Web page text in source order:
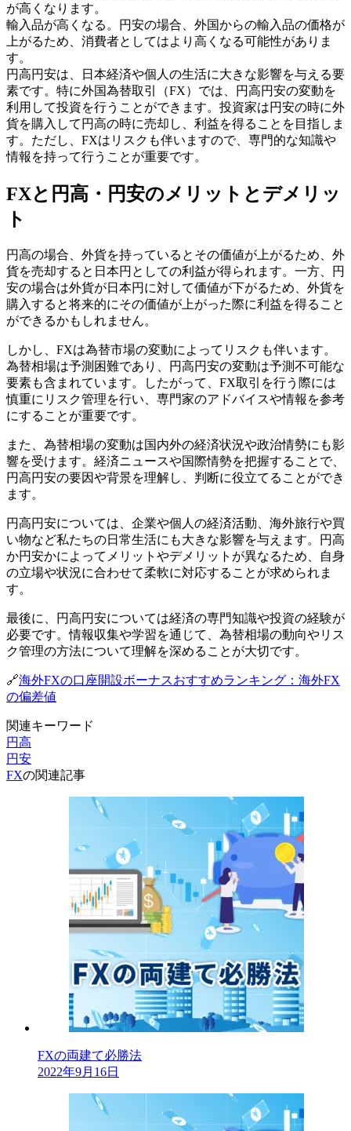
が高くなります。
輸入品が高くなる。円安の場合、外国からの輸入品の価格が
上がるため、消費者としてはより高くなる可能性がありま
す。
円高円安は、日本経済や個人の生活に大きな影響を与える要
素です。特に外国為替取引（FX）では、円高円安の変動を
利用して投資を行うことができます。投資家は円安の時に外
貨を購入して円高の時に売却し、利益を得ることを目指しま
す。ただし、FXはリスクも伴いますので、専門的な知識や
情報を持って行うことが重要です。
FXと円高・円安のメリットとデメリッ
ト
円高の場合、外貨を持っているとその価値が上がるため、外
貨を売却すると日本円としての利益が得られます。一方、円
安の場合は外貨が日本円に対して価値が下がるため、外貨を
購入すると将来的にその価値が上がった際に利益を得ること
ができるかもしれません。
しかし、FXは為替市場の変動によってリスクも伴います。
為替相場は予測困難であり、円高円安の変動は予測不可能な
要素も含まれています。したがって、FX取引を行う際には
慎重にリスク管理を行い、専門家のアドバイスや情報を参考
にすることが重要です。
また、為替相場の変動は国内外の経済状況や政治情勢にも影
響を受けます。経済ニュースや国際情勢を把握することで、
円高円安の要因や背景を理解し、判断に役立てることができ
ます。
円高円安については、企業や個人の経済活動、海外旅行や買
い物など私たちの日常生活にも大きな影響を与えます。円高
か円安かによってメリットやデメリットが異なるため、自身
の立場や状況に合わせて柔軟に対応することが求められま
す。
最後に、円高円安については経済の専門知識や投資の経験が
必要です。情報収集や学習を通じて、為替相場の動向やリス
ク管理の方法について理解を深めることが大切です。
🔗海外FXの口座開設ボーナスおすすめランキング：海外FX
の偏差値
関連キーワード
円高
円安
FXの関連記事
FXの両建て必勝法
2022年9月16日